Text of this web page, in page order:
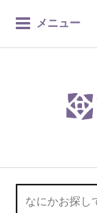
メニュー